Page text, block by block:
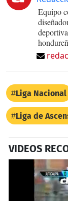
Equipo
Liga Nacional
Liga de
VIDEOS